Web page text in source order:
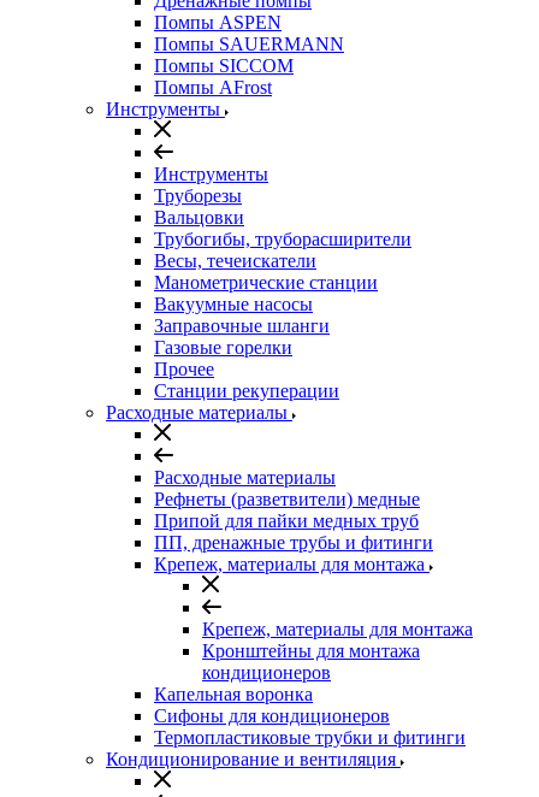
Помпы ASPEN
Помпы SAUERMANN
Помпы SICCOM
Помпы AFrost
Инструменты
Инструменты
Труборезы
Вальцовки
Трубогибы, труборасширители
Весы, течеискатели
Манометрические станции
Вакуумные насосы
Заправочные шланги
Газовые горелки
Прочее
Станции рекуперации
Расходные материалы
Расходные материалы
Рефнеты (разветвители) медные
Припой для пайки медных труб
ПП, дренажные трубы и фитинги
Крепеж, материалы для монтажа
Крепеж, материалы для монтажа
Кронштейны для монтажа
кондиционеров
Капельная воронка
Сифоны для кондиционеров
Термопластиковые трубки и фитинги
Кондиционирование и вентиляция